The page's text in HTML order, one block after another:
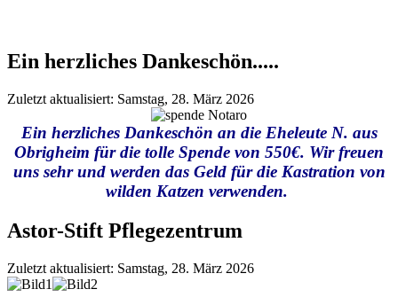
Ein herzliches Dankeschön.....
Zuletzt aktualisiert: Samstag, 28. März 2026
Ein herzliches Dankeschön an die Eheleute N. aus
Obrigheim für die tolle Spende von 550€. Wir freuen
uns sehr und werden das Geld für die Kastration von
wilden Katzen verwenden.
Astor-Stift Pflegezentrum
Zuletzt aktualisiert: Samstag, 28. März 2026